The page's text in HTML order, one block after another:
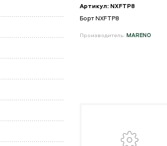
Артикул: NXFTP8
Борт NXFTP8
Производитель: MARENO